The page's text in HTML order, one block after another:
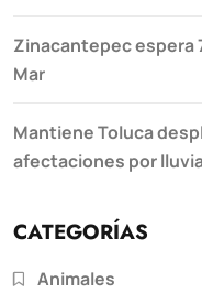
Zinacantepec espera
Mar
Mantiene Toluca
afectaciones por
CATEGORÍAS
Animales